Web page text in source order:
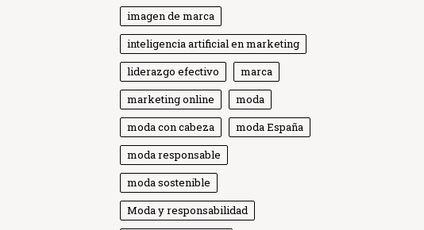
imagen de marca
inteligencia artificial en marketing
liderazgo efectivo
marca
marketing online
moda
moda con cabeza
moda España
moda responsable
moda sostenible
Moda y responsabilidad